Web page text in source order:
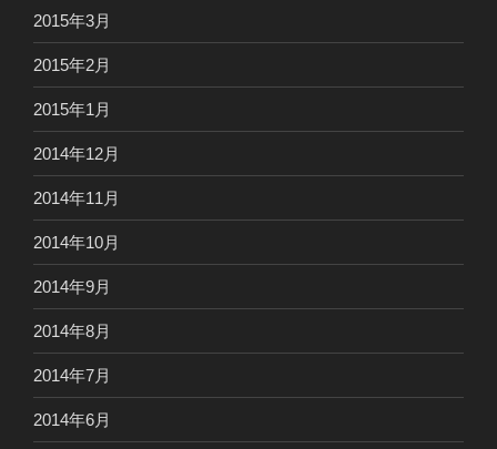
2015年3月
2015年2月
2015年1月
2014年12月
2014年11月
2014年10月
2014年9月
2014年8月
2014年7月
2014年6月